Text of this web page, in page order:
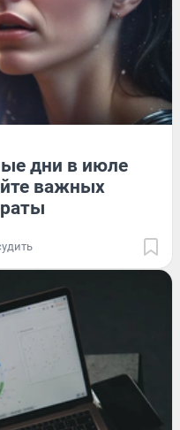
дни в июле
важных